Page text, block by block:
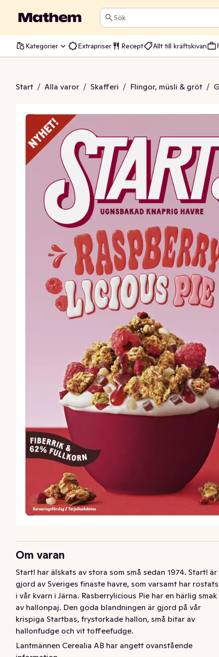
Sök
Kategorier Extrapriser Recept Allt till kräftskivan
Start / Alla varor / Skafferi / Flingor, müsli & gröt /
Pie
Om varan
Start! har älskats av stora som små sedan 1974. Start! är
gjord av Sveriges finaste havre, som varsamt har rostats
i vår kvarn i Järna. Rasberrylicious Pie har en härlig smak
av hallonpaj. Den goda blandningen är gjord på vår
krispiga Startbas, frystorkade hallon, små bitar av
hallonfudge och vit toffeefudge.
Start! har älskats av stora som små sedan 1974. Start! är
Lantmännen Cerealia AB har angett ovanstående